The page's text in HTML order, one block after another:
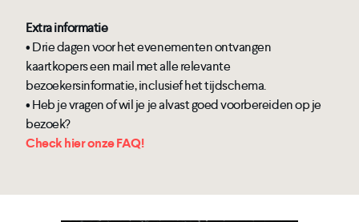
Extra informatie
• Drie dagen voor het evenementen ontvangen
kaartkopers een mail met alle relevante
bezoekersinformatie, inclusief het tijdschema.
• Heb je vragen of wil je je alvast goed voorbereiden op je
bezoek?
Check hier onze FAQ!